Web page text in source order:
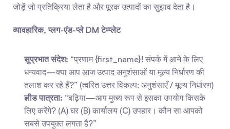
जोड़ें जो प्रतिक्रिया लेता है और पूरक उत्पादों का सुझाव देता है।
व्यावहारिक, प्लग-एंड-प्ले DM टेम्प्लेट
सुप्रभात संदेश: “प्रणाम {first_name}! संपर्क में आने के लिए
धन्यवाद—क्या आप आज उत्पाद अनुशंसाओं या मूल्य निर्धारण की
तलाश कर रहे हैं?” (त्वरित उत्तर विकल्प: अनुशंसाएँ / मूल्य निर्धारण)
लीड पात्रता: “बढ़िया—आप मुख्य रूप से इसका उपयोग किसके
लिए करेंगे? (A) घर (B) कार्यालय (C) उपहार। कौन सा आपको
सबसे उपयुक्त लगता है?”